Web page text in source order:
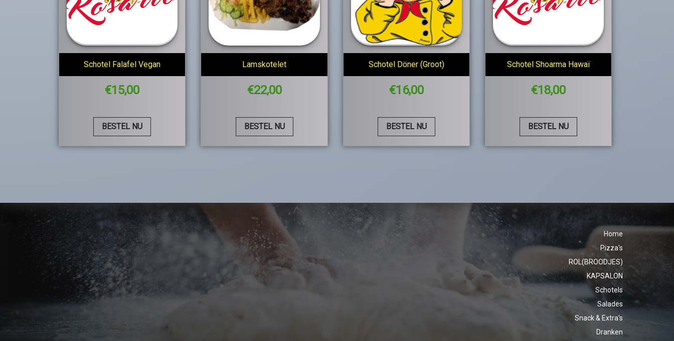
Schotel Falafel Vegan
€15,00
BESTEL NU
Lamskotelet
€22,00
BESTEL NU
Schotel Döner (Groot)
€16,00
BESTEL NU
Schotel Shoarma Hawaï
€18,00
BESTEL NU
Home
Pizza's
ROL(BROODJES)
KAPSALON
Schotels
Salades
Snack & Extra's
Dranken